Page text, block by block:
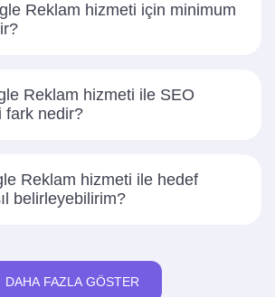
Reklam hizmeti için minimum
Reklam hizmeti ile SEO
fark nedir?
Reklam hizmeti ile hedef
belirleyebilirim?
DAHA FAZLA GÖSTER